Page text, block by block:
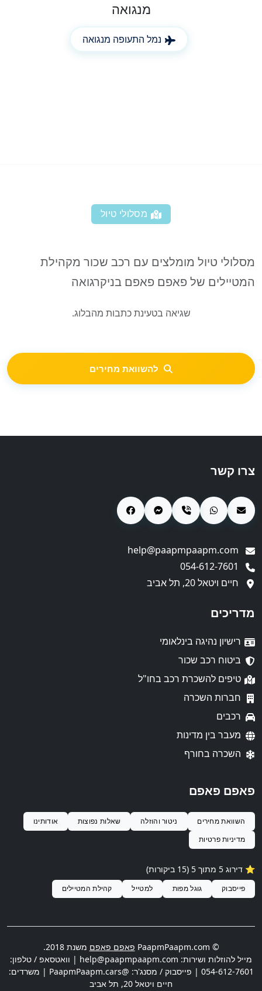
מנגואה
נמל התעופה מנגואה
מסלולי טיול
מסלולי טיול מומלצים עם רכב שכור מקהילת
המטיילים של פאפם פאפם בניקרגואה
שגיאה בטעינת כתבות מהבלוג.
להשוואת מחירים
צרו קשר
חיים ויטאל 20, תל אביב
מדריכים
רישיון נהיגה בינלאומי
ביטוח רכב שכור
טיפים להשכרת רכב בחו"ל
חברות השכרה
רכבים
מעבר בין מדינות
השכרה בחורף
פאפם פאפם
השוואת מחירים ניטור והוזלה שאלות נפוצות
אודותינו
מדיניות פרטיות
⭐️ דירוג 5 מתוך 5 (15 ביקורות)
פייסבוק גוגל מפות למטייל קהילת המטיילים
© PaapmPaapm.com פאפם פאפם משנת 2018.
מייל להוזלות ושירות: help@paapmpaapm.com | וואטסאפ / טלפון:
054-612-7601 | פייסבוק / מסנג'ר: @PaapmPaapm.cars | משרדים:
חיים ויטאל 20
, תל אביב